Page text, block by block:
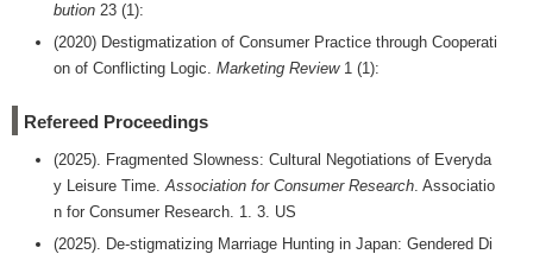
bution 23 (1):
(2020) Destigmatization of Consumer Practice through Cooperati
on of Conflicting Logic. Marketing Review1 (1):
Refereed Proceedings
(2025). Fragmented Slowness: Cultural Negotiations of Everyda
y Leisure Time.Association for Consumer Research. Associatio
n for Consumer Research. 1. 3. US
(2025). De-stigmatizing Marriage Hunting in Japan: Gendered Di